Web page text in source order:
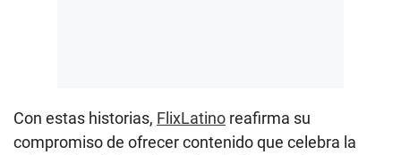
Con estas historias, FlixLatino reafirma su
compromiso de ofrecer contenido que celebra la